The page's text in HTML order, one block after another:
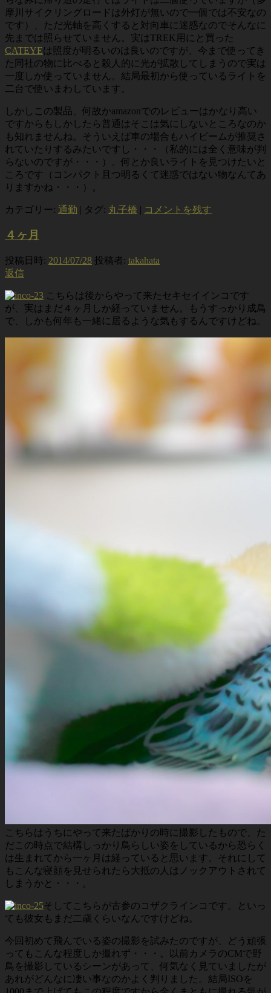
摩川サイクリングロードは外灯が無いので一個では不安なの
です）、ただ光軸を高くすると対向車に迷惑なのでそんなに
先までは照らせていません。実はTREK用にと買った
CATEYEは照度が明るいのは良いのですが、今まで使ってき
た同社の物に比べると殺人的に光が拡散してしまうので実は
一度しか使っていません。結局最初から使っているライトを
二台で使いまわしています。
しかしこの製品、何故かamazonでのレビューはかなり高い
ですからもしかしたら普通はそこは気にしないところなのか
も知れませんね。そういえば車の場合もハイビームが推奨さ
れていたりするみたいですし・・・（私的には全く意味が判
らないのですが・・・）。何とか良いライトを見つけたいと
ころです（コンパクト且つ明るくて迷惑ではない物なんてあ
りますかね・・・）。
カテゴリー: 通勤 | タグ: 丸子橋 | コメントを残す
４ヶ月
投稿日時: 2014/07/28 投稿者: takahata
返信
こちらは後からやって来たセキセイインコです
が、実はまだ４ヶ月しか経っていません。もうすっかり成鳥
で、しかも何年も一緒に居るような気もするんですけどね。
こちらはうちにやって来たばかりの時に撮影したもので、た
だこの時点で結構しっかり鳥らしい姿をしているから恐らく
は生まれてから一ヶ月は経っていると思います。それにして
もこんな寝顔を見せられたら大抵の人はノックアウトされて
しまうかと・・・。
そしてこちらが古参のコザクラインコです。といっ
ても彼女もまだ二歳くらいなんですけどね。
今回初めて飛んでいる姿の撮影を試みたのですが、どう頑張
ってもこんな程度しか撮れず・・・。以前カメラのCMで野
鳥を撮影しているシーンがあって、何気なく見ていましたが
あれがどんなに凄い事なのかよく判りました。結局ISOを